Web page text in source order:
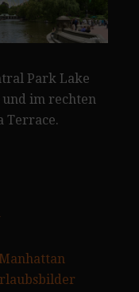
Park Lake
und im rechten
Terrace.